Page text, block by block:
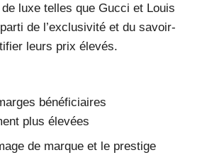
luxe telles que Gucci et Louis
de l’exclusivité et du savoir-
leurs prix élevés.
bénéficiaires
plus élevées
de marque et le prestige